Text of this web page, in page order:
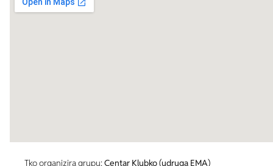
Tko organizira grupu:Centar Klubko (udruga EMA)